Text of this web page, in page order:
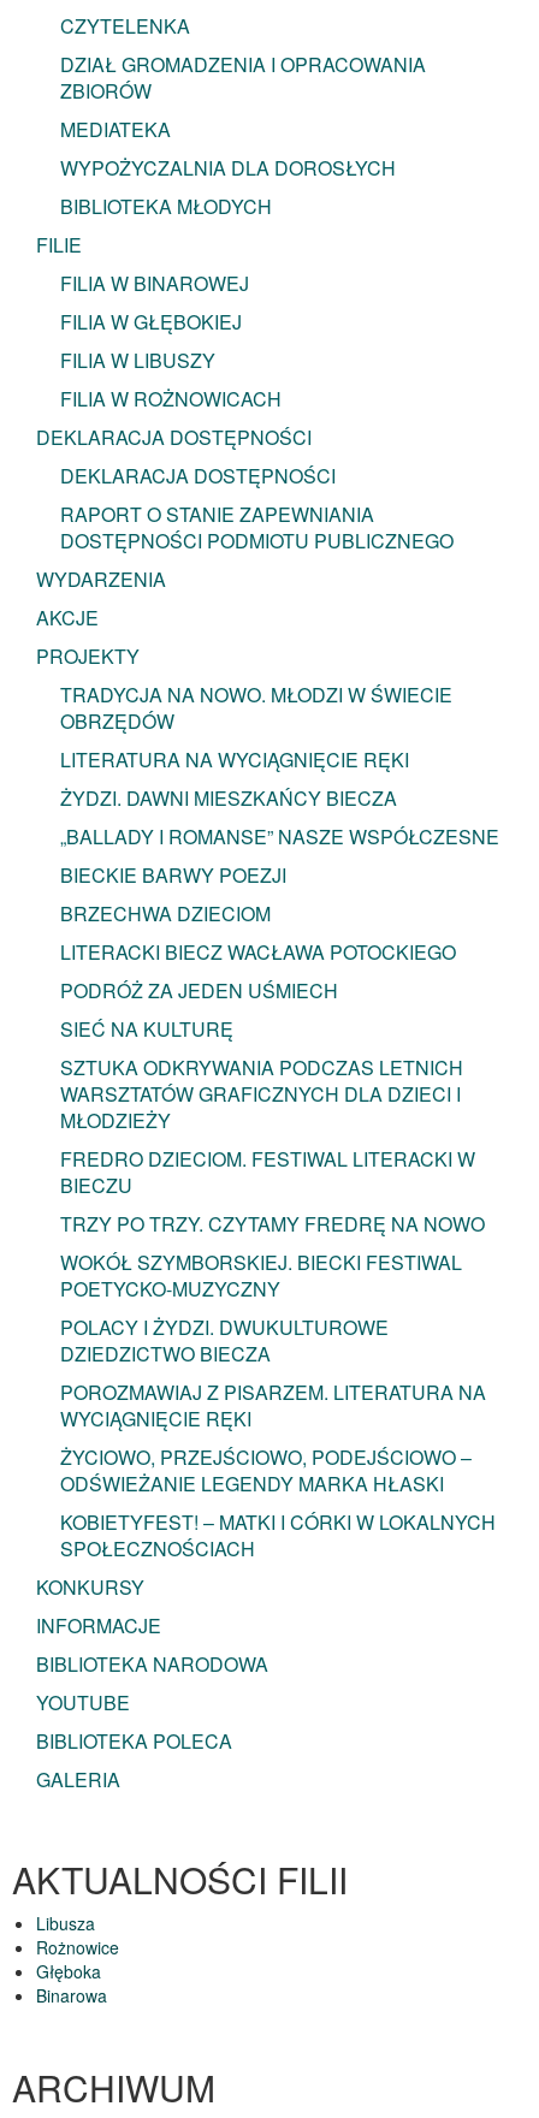
CZYTELENKA
DZIAŁ GROMADZENIA I OPRACOWANIA
ZBIORÓW
MEDIATEKA
WYPOŻYCZALNIA DLA DOROSŁYCH
BIBLIOTEKA MŁODYCH
FILIE
FILIA W BINAROWEJ
FILIA W GŁĘBOKIEJ
FILIA W LIBUSZY
FILIA W ROŻNOWICACH
DEKLARACJA DOSTĘPNOŚCI
DEKLARACJA DOSTĘPNOŚCI
RAPORT O STANIE ZAPEWNIANIA
DOSTĘPNOŚCI PODMIOTU PUBLICZNEGO
WYDARZENIA
AKCJE
PROJEKTY
TRADYCJA NA NOWO. MŁODZI W ŚWIECIE
OBRZĘDÓW
LITERATURA NA WYCIĄGNIĘCIE RĘKI
ŻYDZI. DAWNI MIESZKAŃCY BIECZA
„BALLADY I ROMANSE” NASZE WSPÓŁCZESNE
BIECKIE BARWY POEZJI
BRZECHWA DZIECIOM
LITERACKI BIECZ WACŁAWA POTOCKIEGO
PODRÓŻ ZA JEDEN UŚMIECH
SIEĆ NA KULTURĘ
SZTUKA ODKRYWANIA PODCZAS LETNICH
WARSZTATÓW GRAFICZNYCH DLA DZIECI I
MŁODZIEŻY
FREDRO DZIECIOM. FESTIWAL LITERACKI W
BIECZU
TRZY PO TRZY. CZYTAMY FREDRĘ NA NOWO
WOKÓŁ SZYMBORSKIEJ. BIECKI FESTIWAL
POETYCKO-MUZYCZNY
POLACY I ŻYDZI. DWUKULTUROWE
DZIEDZICTWO BIECZA
POROZMAWIAJ Z PISARZEM. LITERATURA NA
WYCIĄGNIĘCIE RĘKI
ŻYCIOWO, PRZEJŚCIOWO, PODEJŚCIOWO –
ODŚWIEŻANIE LEGENDY MARKA HŁASKI
KOBIETYFEST! – MATKI I CÓRKI W LOKALNYCH
SPOŁECZNOŚCIACH
KONKURSY
INFORMACJE
BIBLIOTEKA NARODOWA
YOUTUBE
BIBLIOTEKA POLECA
GALERIA
AKTUALNOŚCI FILII
Libusza
Rożnowice
Głęboka
Binarowa
ARCHIWUM